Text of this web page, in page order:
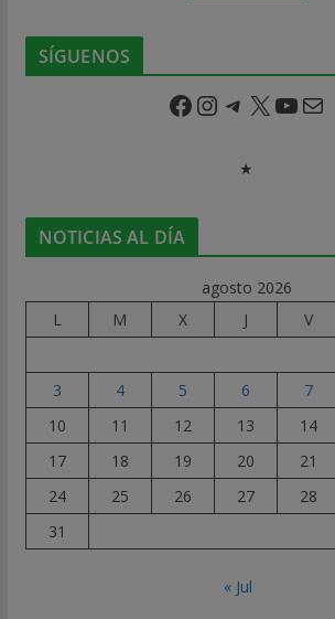
SÍGUENOS
Facebook Instagram Telegram X YouTube Correo electrónico
★
NOTICIAS AL DÍA
agosto 2026
L
M X J V
3
4 5 6 7
10
11 12 13 14
17
18 19 20 21
24
25 26 27 28
31
« Jul